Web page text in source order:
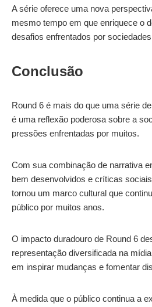
A série oferece uma nova
mesmo tempo em que enriquece o
desafios enfrentados por
Conclusão
Round 6 é mais do que uma série
é uma reflexão poderosa sobre a
pressões enfrentadas por muitos.
Com sua combinação de narrativa
bem desenvolvidos e críticas
tornou um marco cultural que
público por muitos anos.
O impacto duradouro de Round 6
representação diversificada na
em inspirar mudanças e fomentar
À medida que o público continua a